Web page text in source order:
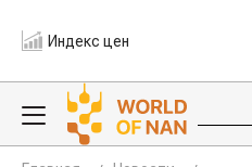
Индекс цен